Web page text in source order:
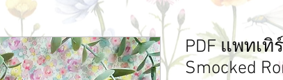
PDF แพทเ
Smocked